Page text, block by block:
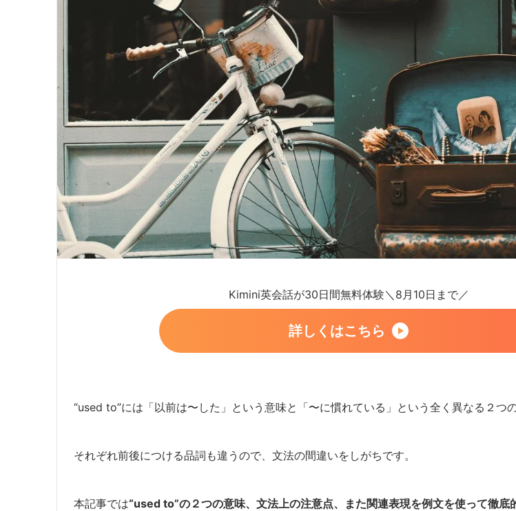
Kimini英会話が30日間無料体験＼8月10日まで／
詳しくはこちら
“used to”には「以前は〜した」という意味と「〜に慣れている」という全く異なる２つ
それぞれ前後につける品詞も違うので、文法の間違いをしがちです。
本記事では“used to”の２つの意味、文法上の注意点、また関連表現を例文を使って徹底